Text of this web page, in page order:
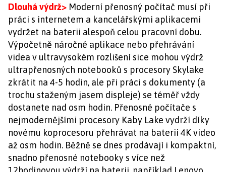
Dlouhá výdrž> Moderní přenosný počítač musí při
práci s internetem a kancelářskými aplikacemi
vydržet na baterii alespoň celou pracovní dobu.
Výpočetně náročné aplikace nebo přehrávání
videa v ultravysokém rozlišení sice mohou výdrž
ultrapřenosných notebooků s procesory Skylake
zkrátit na 4-5 hodin, ale při práci s dokumenty (a
trochu staženým jasem displeje) se téměř vždy
dostanete nad osm hodin. Přenosné počítače s
nejmodernějšími procesory Kaby Lake vydrží díky
novému koprocesoru přehrávat na baterii 4K video
až osm hodin. Běžně se dnes prodávají i kompaktní,
snadno přenosné notebooky s více než